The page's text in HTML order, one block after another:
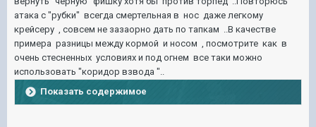
атака с "рубки" всегда смертельная в нос даже легкому
крейсеру , совсем не зазаорно дать по тапкам ..В качестве
примера разницы между кормой и носом , посмотрите как в
очень стесненных условиях и под огнем все таки можно
использовать "коридор взвода "..
Показать содержимое